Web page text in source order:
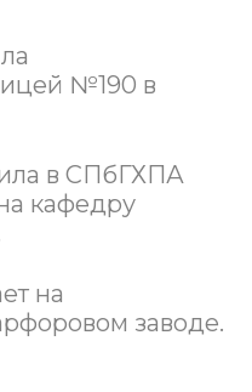
№190 в
в СПбГХПА
кафедру
на
заводе.